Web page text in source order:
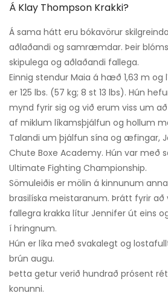
Á Klay Thompson Krakki?
Á sama hátt eru bókavörur
aðlaðandi og samræmdar. Þeir
skipulega og aðlaðandi fallega.
Einnig stendur Maia á hæð 1,63 m
er 125 lbs. (57 kg; 8 st 13 lbs). Hún
mynd fyrir sig og við erum viss um
af miklum líkamsþjálfun og hollum
Talandi um þjálfun sína og æfingar,
Chute Boxe Academy. Hún var með
Ultimate Fighting Championship.
Sömuleiðis er mölin á kinnunum
brasilíska meistaranum. Þrátt fyrir
fallegra krakka lítur Jennifer út eins
í hringnum.
Hún er líka með svakalegt og
brún augu.
Þetta getur verið hundrað prósent
konunni.